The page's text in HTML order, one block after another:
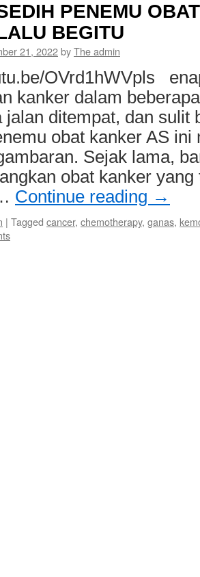
PENEMU
BEGITU
21, 2022byThe admin
OVrd1hWVpls
kanker dalam
jalan ditempat, dan sulit
obat kanker AS ini
Sejak lama,
obat kanker
Continue reading →
| Tagged cancer, chemotherapy, ganas,